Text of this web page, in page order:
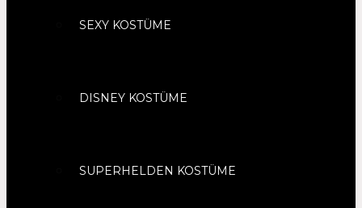
SEXY KOSTÜME
DISNEY KOSTÜME
SUPERHELDEN KOSTÜME